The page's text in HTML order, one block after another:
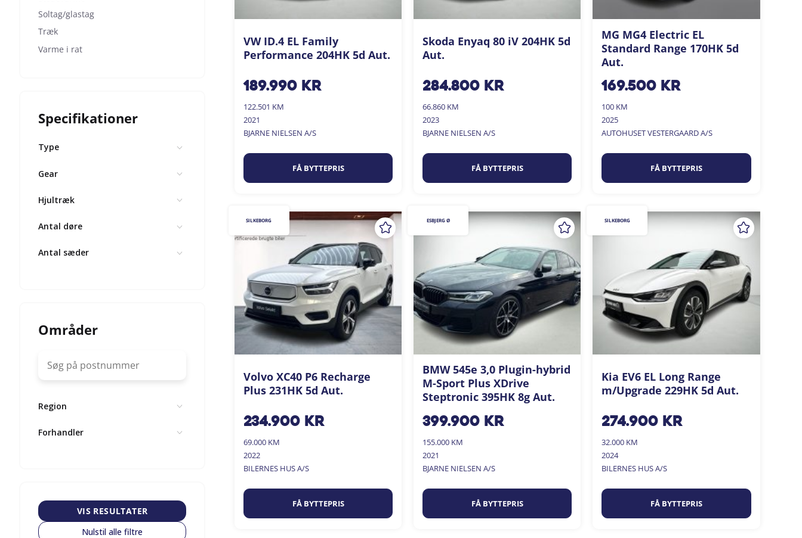
Soltag/glastag
Træk
Varme i rat
Specifikationer
Type
Gear
Hjultræk
Antal døre
Antal sæder
Områder
Region
Forhandler
VIS RESULTATER
Nulstil alle filtre
VW ID.4 EL Family
Performance 204HK 5d Aut.
189.990kr
122.501 KM
2021
BJARNE NIELSEN A/S
FÅ BYTTEPRIS
Skoda Enyaq 80 iV 204HK 5d
Aut.
284.800 kr
66.860 KM
2023
BJARNE NIELSEN A/S
FÅ BYTTEPRIS
MG MG4 Electric EL
Standard Range 170HK 5d
Aut.
169.500 kr
100 KM
2025
AUTOHUSET VESTERGAARD A/S
FÅ BYTTEPRIS
Volvo XC40 P6 Recharge
Plus 231HK 5d Aut.
234.900kr
69.000 KM
2022
BILERNES HUS A/S
FÅ BYTTEPRIS
SILKEBORG
BMW 545e 3,0 Plugin-hybrid
M-Sport Plus XDrive
Steptronic 395HK 8g Aut.
399.900 kr
155.000 KM
2021
BJARNE NIELSEN A/S
FÅ BYTTEPRIS
ESBJERG Ø
Kia EV6 EL Long Range
m/Upgrade 229HK 5d Aut.
274.900 kr
32.000 KM
2024
BILERNES HUS A/S
FÅ BYTTEPRIS
SILKEBORG